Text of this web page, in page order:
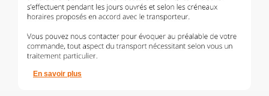
En savoir plus